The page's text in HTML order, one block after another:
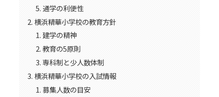
通学の利便性
横浜精華小学校の教育方針
建学の精神
教育の5原則
専科制と少人数体制
横浜精華小学校の入試情報
募集人数の目安